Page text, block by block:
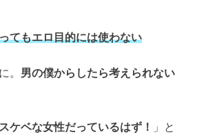
てもエロ目的には使わない
。 男の僕からしたら考えられない
ケベな女性だっているはず！
」と